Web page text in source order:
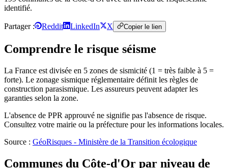
identifié.
Partager : Reddit LinkedIn X Copier le lien
Comprendre le risque séisme
La France est divisée en 5 zones de sismicité (1 = très faible à 5 =
forte). Le zonage sismique réglementaire définit les règles de
construction parasismique. Les assureurs peuvent adapter les
garanties selon la zone.
L'absence de PPR approuvé ne signifie pas l'absence de risque.
Consultez votre mairie ou la préfecture pour les informations locales.
Source : GéoRisques - Ministère de la Transition écologique
Communes du Côte-d'Or par niveau de